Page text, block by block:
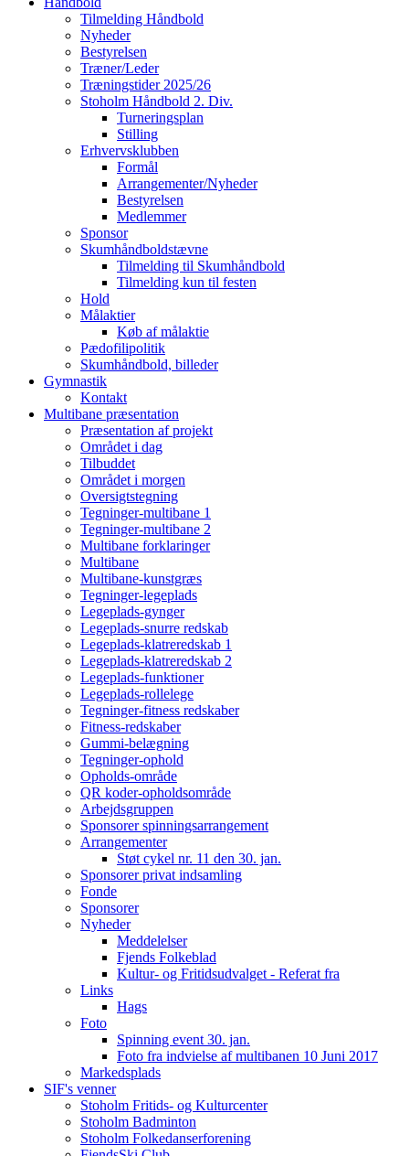
Tilmelding Håndbold
Nyheder
Bestyrelsen
Træner/Leder
Træningstider 2025/26
Stoholm Håndbold 2. Div.
Turneringsplan
Stilling
Erhvervsklubben
Formål
Arrangementer/Nyheder
Bestyrelsen
Medlemmer
Sponsor
Skumhåndboldstævne
Tilmelding til Skumhåndbold
Tilmelding kun til festen
Hold
Målaktier
Køb af målaktie
Pædofilipolitik
Skumhåndbold, billeder
Gymnastik
Kontakt
Multibane præsentation
Præsentation af projekt
Området i dag
Tilbuddet
Området i morgen
Oversigtstegning
Tegninger-multibane 1
Tegninger-multibane 2
Multibane forklaringer
Multibane
Multibane-kunstgræs
Tegninger-legeplads
Legeplads-gynger
Legeplads-snurre redskab
Legeplads-klatreredskab 1
Legeplads-klatreredskab 2
Legeplads-funktioner
Legeplads-rollelege
Tegninger-fitness redskaber
Fitness-redskaber
Gummi-belægning
Tegninger-ophold
Opholds-område
QR koder-opholdsområde
Arbejdsgruppen
Sponsorer spinningsarrangement
Arrangementer
Støt cykel nr. 11 den 30. jan.
Sponsorer privat indsamling
Fonde
Sponsorer
Nyheder
Meddelelser
Fjends Folkeblad
Kultur- og Fritidsudvalget - Referat fra
Links
Hags
Foto
Spinning event 30. jan.
Foto fra indvielse af multibanen 10 Juni 2017
Markedsplads
SIF's venner
Stoholm Fritids- og Kulturcenter
Stoholm Badminton
Stoholm Folkedanserforening